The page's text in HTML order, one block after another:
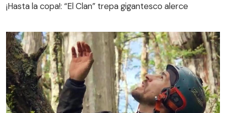
¡Hasta la copa!: “El Clan” trepa gigantesco alerce